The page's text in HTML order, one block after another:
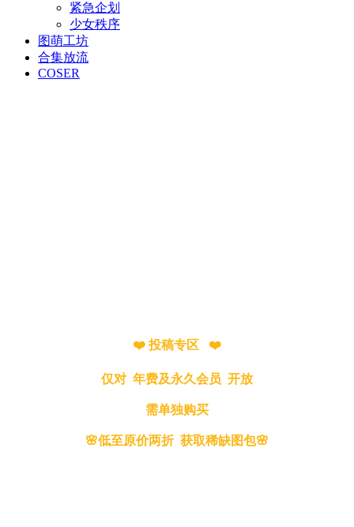
紧急企划
少女秩序
图萌工坊
合集放流
COSER
❤️ 投稿专区 ❤️
仅对 年费及永久会员 开放
需单独购买
🌸低至原价两折 获取稀缺图包🌸